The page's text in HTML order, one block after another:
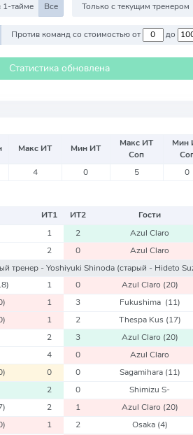
1-тайме Все Только с текущим тренером
Против команд со стоимостью от до
Статистика обновлена
Макс ИТ Мин ИТ
Макс ИТ
Соп
Мин
4 0 5 0
ИТ1 ИТ2 Гости
1 2 Azul Claro
2 0 Azul Claro
тренер - Yoshiyuki Shinoda (старый - Hideto
1 0 Azul Claro (20)
1 3 Fukushima (11)
1 2 Thespa Kus (17)
2 3 Azul Claro (20)
4 0 Azul Claro
0 0 Sagamihara (11)
2 0 Shimizu S-
2 1 Azul Claro (20)
1 2 Osaka (4)